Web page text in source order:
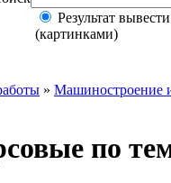
Результат
(картинками)
» Машиностроение
по